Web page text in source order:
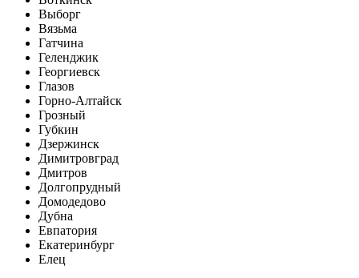
Выборг
Вязьма
Гатчина
Геленджик
Георгиевск
Глазов
Горно-Алтайск
Грозный
Губкин
Дзержинск
Димитровград
Дмитров
Долгопрудный
Домодедово
Дубна
Евпатория
Екатеринбург
Елец